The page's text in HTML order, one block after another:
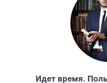
Идет время.